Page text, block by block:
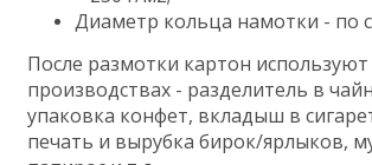
Диаметр кольца намотки - по
После размотки картон
производствах - разделитель в
упаковка конфет, вкладыш в
печать и вырубка бирок/ярлыков,